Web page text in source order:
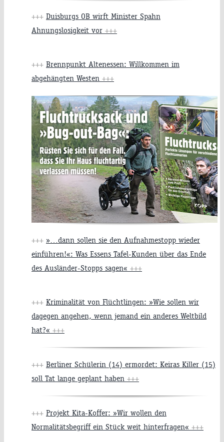
+++ Duisburgs OB wirft Minister Spahn
Ahnungslosigkeit vor +++
+++ Brennpunkt Altenessen: Willkommen im
abgehängten Westen +++
+++ »…dann sollen sie den Aufnahmestopp wieder
einführen!«: Was Essens Tafel-Kunden über das Ende
des Ausländer-Stopps sagen« +++
+++ Kriminalität von Flüchtlingen: »Wie sollen wir
dagegen angehen, wenn jemand ein anderes Weltbild
hat?« +++
+++ Berliner Schülerin (14) ermordet: Keiras Killer (15)
soll Tat lange geplant haben +++
+++ Projekt Kita-Koffer: »Wir wollen den
Normalitätsbegriff ein Stück weit hinterfragen« +++